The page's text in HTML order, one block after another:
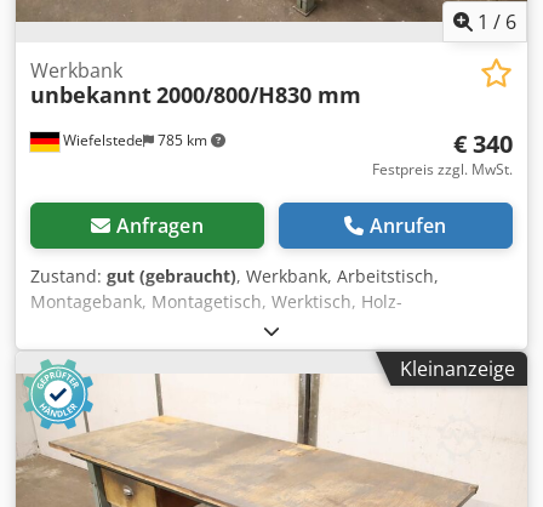
1 / 6
Wiefelstede 785 km
Werkbank
unbekannt2000/800/H830 mm
€ 340
Festpreis zzgl. MwSt.
Anfragen Anrufen
Zustand: gut (gebraucht), Werkbank, Arbeitstisch,
Montagebank, Montagetisch, Werktisch, Holz-
Werkbanktisch, Alu-Werkbanktisch -Werkbank:
Werkbanktisch mit Schubladen / massive Ausführung
höhenverstellbar Dsdpfxezrli Es Ai Neck -Breite: 2000 mm -
Tiefe: 800 mm -Höhe: 830 mm, verstellbar siehe Fotos -
Gewicht: 74 kg
Kleinanzeige